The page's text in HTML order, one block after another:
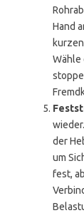
Hand
Wähle
der
um
fest,